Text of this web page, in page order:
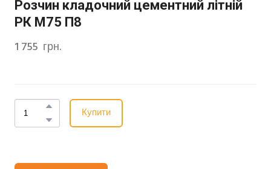
Розчин кладочний цементний літній
РК М75 П8
1 755  грн.
Купити